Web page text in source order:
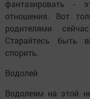
фантазировать -
отношения. Вот
родителями
Старайтесь быть
спорить.
Водолей
Водолеям на этой